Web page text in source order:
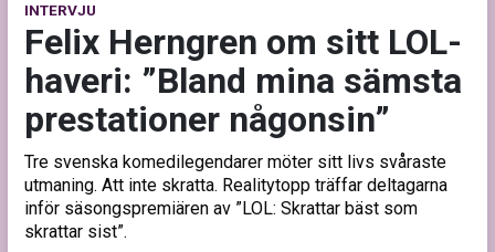
INTERVJU
Felix Herngren om sitt LOL-
haveri: ”Bland mina sämsta
prestationer någonsin”
Tre svenska komedilegendarer möter sitt livs svåraste
utmaning. Att inte skratta. Realitytopp träffar deltagarna
inför säsongspremiären av ”LOL: Skrattar bäst som
skrattar sist”.